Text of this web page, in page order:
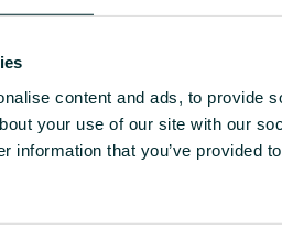
content and ads, to provide
your use of our site with our
information that you’ve provided